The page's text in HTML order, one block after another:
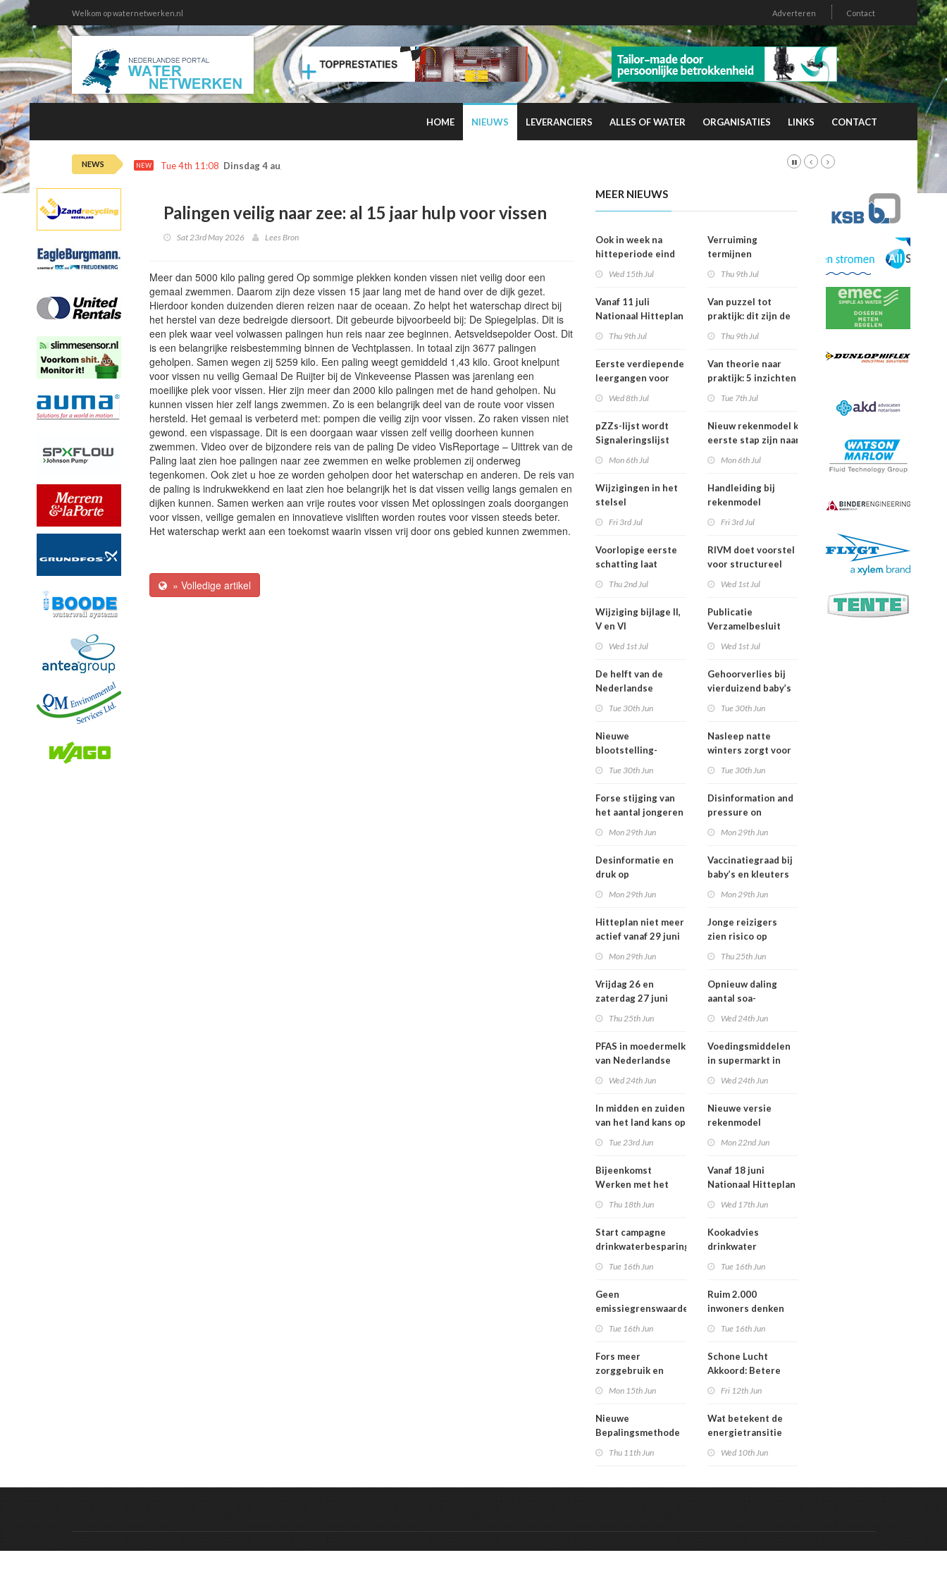
Welkom op waternetwerken.nl Adverteren Contact
HOME NIEUWS LEVERANCIERS ALLES OF WATER ORGANISATIES LINKS CONTACT
NEWS NEW Tue 4th 11:08 Dinsdag 4 augustus kans op smog door ozon
Palingen veilig naar zee: al 15 jaar hulp voor vissen
Sat 23rd May 2026 Lees Bron
Meer dan 5000 kilo paling gered Op sommige plekken konden vissen niet veilig door een
gemaal zwemmen. Daarom zijn deze vissen 15 jaar lang met de hand over de dijk gezet.
Hierdoor konden duizenden dieren reizen naar de oceaan. Zo helpt het waterschap direct bij
het herstel van deze bedreigde diersoort. Dit gebeurde bijvoorbeeld bij: De Spiegelplas. Dit is
een plek waar veel volwassen palingen hun reis naar zee beginnen. Aetsveldsepolder Oost. Dit
is een belangrijke reisbestemming binnen de Vechtplassen. In totaal zijn 3677 palingen
geholpen. Samen wegen zij 5259 kilo. Een paling weegt gemiddeld 1,43 kilo. Groot knelpunt
voor vissen nu veilig Gemaal De Ruijter bij de Vinkeveense Plassen was jarenlang een
moeilijke plek voor vissen. Hier zijn meer dan 2000 kilo palingen met de hand geholpen. Nu
kunnen vissen hier zelf langs zwemmen. Zo is een belangrijk deel van de route voor vissen
hersteld. Het gemaal is verbeterd met: pompen die veilig zijn voor vissen. Zo raken vissen niet
gewond. een vispassage. Dit is een doorgaan waar vissen zelf veilig doorheen kunnen
zwemmen. Video over de bijzondere reis van de paling De video VisReportage – Uittrek van de
Paling laat zien hoe palingen naar zee zwemmen en welke problemen zij onderweg
tegenkomen. Ook ziet u hoe ze worden geholpen door het waterschap en anderen. De reis van
de paling is indrukwekkend en laat zien hoe belangrijk het is dat vissen veilig langs gemalen en
dijken kunnen. Samen werken aan vrije routes voor vissen Met oplossingen zoals doorgangen
voor vissen, veilige gemalen en innovatieve visliften worden routes voor vissen steeds beter.
Het waterschap werkt aan een toekomst waarin vissen vrij door ons gebied kunnen zwemmen.
» Volledige artikel
MEER NIEUWS
Ook in week na
hitteperiode eind
verwacht
Wed 15th Jul
Vanaf 11 juli
Nationaal Hitteplan
van Nederland
Thu 9th Jul
Eerste verdiepende
leergangen voor
start
Wed 8th Jul
pZZs-lijst wordt
Signaleringslijst
Mon 6th Jul
Wijzigingen in het
stelsel
Fri 3rd Jul
Voorlopige eerste
schatting laat
hittegolf in juni
Thu 2nd Jul
Wijziging bijlage II,
V en VI
Wed 1st Jul
De helft van de
Nederlandse
informatie over
gezondheid
Tue 30th Jun
Nieuwe
blootstelling-
Nederland
Tue 30th Jun
Forse stijging van
het aantal jongeren
dat elektrisch fietst
Mon 29th Jun
Desinformatie en
druk op
grote
internationale
dreigingen voor
Nederlandse
Mon 29th Jun
Hitteplan niet meer
actief vanaf 29 juni
Mon 29th Jun
Vrijdag 26 en
zaterdag 27 juni
Thu 25th Jun
PFAS in moedermelk
van Nederlandse
Wed 24th Jun
In midden en zuiden
van het land kans op
Tue 23rd Jun
Bijeenkomst
Werken met het
Thu 18th Jun
Start campagne
drinkwaterbesparing
Tue 16th Jun
Geen
emissiegrenswaarde
Tue 16th Jun
Fors meer
zorggebruik en
opgroeien in
kwetsbare situatie
Mon 15th Jun
Nieuwe
Bepalingsmethode
Thu 11th Jun
Verruiming
termijnen
meer grip op grond
Thu 9th Jul
Van puzzel tot
praktijk: dit zijn de
IPLO Schakeldagen
Thu 9th Jul
Van theorie naar
praktijk: 5 inzichten
Tue 7th Jul
Nieuw rekenmodel kan
eerste stap zijn naar meer
gewasbeschermingsmiddelen
en woonafstand
Mon 6th Jul
Handleiding bij
rekenmodel
Fri 3rd Jul
RIVM doet voorstel
voor structureel
van Nederland
Wed 1st Jul
Publicatie
Verzamelbesluit
water 2026
Wed 1st Jul
Gehoorverlies bij
vierduizend baby’s
Tue 30th Jun
Nasleep natte
winters zorgt voor
derogatiebedrijven,
derogatie nog niet
zichtbaar
Tue 30th Jun
Disinformation and
pressure on
major international
threats to public
health in the
Netherlands
Mon 29th Jun
Vaccinatiegraad bij
baby’s en kleuters
Mon 29th Jun
Jonge reizigers
zien risico op
Europa
Thu 25th Jun
Opnieuw daling
aantal soa-
syfilis diagnoses
stabiel hoog
Wed 24th Jun
Voedingsmiddelen
in supermarkt in
Wed 24th Jun
Nieuwe versie
rekenmodel
Mon 22nd Jun
Vanaf 18 juni
Nationaal Hitteplan
Wed 17th Jun
Kookadvies
drinkwater
Tue 16th Jun
Ruim 2.000
inwoners denken
Tue 16th Jun
Schone Lucht
Akkoord: Betere
gezondheidswinst
Fri 12th Jun
Wat betekent de
energietransitie
Wed 10th Jun